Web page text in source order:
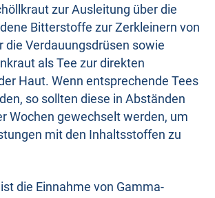
zur Ausleitung über die
Bitterstoffe zur Zerkleinern von
die Verdauungsdrüsen sowie
als Tee zur direkten
Haut. Wenn entsprechende Tees
so sollten diese in Abständen
Wochen gewechselt werden, um
mit den Inhaltsstoffen zu
die Einnahme von Gamma-